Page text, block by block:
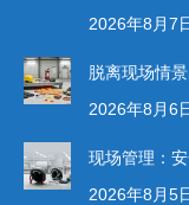
2026年8月7
脱离现场情
2026年8月6
现场管理：
2026年8月5